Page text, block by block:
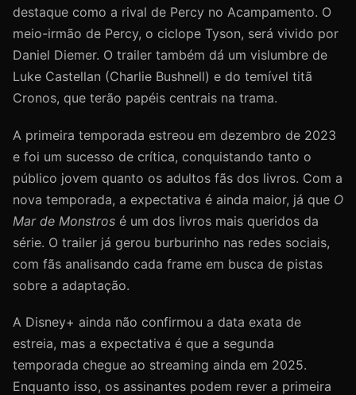
destaque como a rival de Percy no Acampamento. O
meio-irmão de Percy, o ciclope Tyson, será vivido por
Daniel Diemer. O trailer também dá um vislumbre de
Luke Castellan (Charlie Bushnell) e do temível titã
Cronos, que terão papéis centrais na trama.
A primeira temporada estreou em dezembro de 2023
e foi um sucesso de crítica, conquistando tanto o
público jovem quanto os adultos fãs dos livros. Com a
nova temporada, a expectativa é ainda maior, já que O
Mar de Monstros é um dos livros mais queridos da
série. O trailer já gerou burburinho nas redes sociais,
com fãs analisando cada frame em busca de pistas
sobre a adaptação.
A Disney+ ainda não confirmou a data exata de
estreia, mas a expectativa é que a segunda
temporada chegue ao streaming ainda em 2025.
Enquanto isso, os assinantes podem rever a primeira